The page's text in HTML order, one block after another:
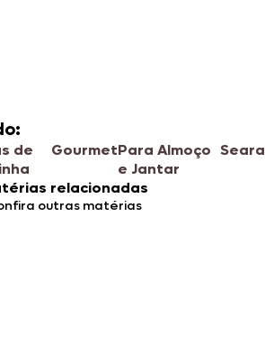
de
GourmetPara Almoço
e Jantar
Seara
relacionadas
outras matérias